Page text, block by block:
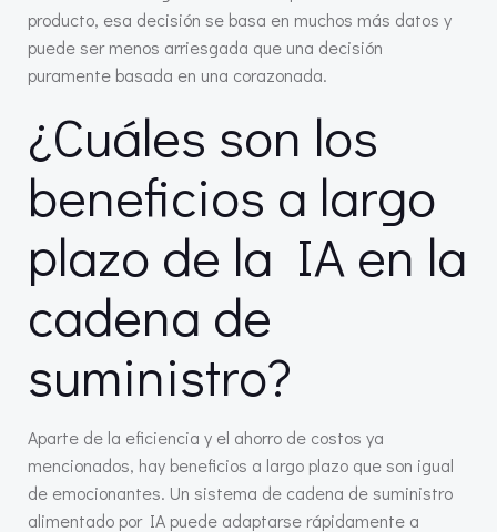
producto, esa decisión se basa en muchos más datos y
puede ser menos arriesgada que una decisión
puramente basada en una corazonada.
¿Cuáles son los
beneficios a largo
plazo de la IA en la
cadena de
suministro?
Aparte de la eficiencia y el ahorro de costos ya
mencionados, hay beneficios a largo plazo que son igual
de emocionantes. Un sistema de cadena de suministro
alimentado por IA puede adaptarse rápidamente a